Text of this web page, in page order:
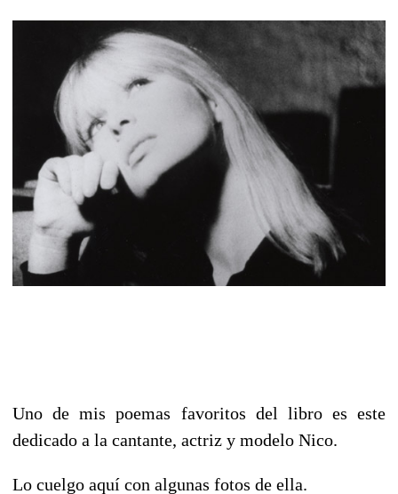
Uno de mis poemas favoritos del libro es este
dedicado a la cantante, actriz y modelo Nico.
Lo cuelgo aquí con algunas fotos de ella.